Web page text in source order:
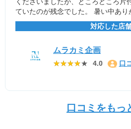
ていたのが残念でした。 暑い中あり
対応した店
ムラカミ企画
★★★★★
★★★★★ 4.0 口
口コミをもっ